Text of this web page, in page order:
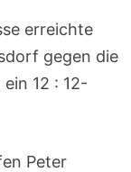
erreichte
gegen die
12 : 12-
Peter